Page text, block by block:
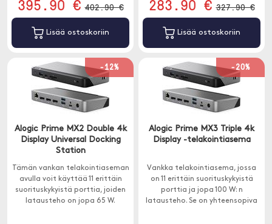
395.90 € 402.90 €
Lisää ostoskoriin
283.90 € 327.90 €
Lisää ostoskoriin
-12%
Alogic Prime MX2 Double 4k
Display Universal Docking
Station
Tämän vankan telakointiaseman
avulla voit käyttää 11 erittäin
suorituskykyistä porttia, joiden
latausteho on jopa 65 W.
-20%
Alogic Prime MX3 Triple 4k
Display -telakointiasema
Vankka telakointiasema, jossa
on 11 erittäin suorituskykyistä
porttia ja jopa 100 W: n
latausteho. Se on yhteensopiva